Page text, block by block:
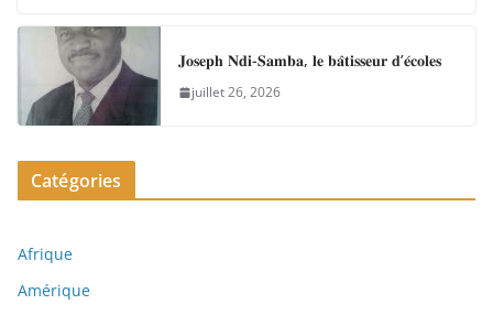
𝐉𝐨𝐬𝐞𝐩𝐡 𝐍𝐝𝐢-𝐒𝐚𝐦𝐛𝐚, 𝐥𝐞 𝐛𝐚̂𝐭𝐢𝐬𝐬𝐞𝐮𝐫 𝐝’𝐞́𝐜𝐨𝐥𝐞𝐬
juillet 26, 2026
Catégories
Afrique
Amérique